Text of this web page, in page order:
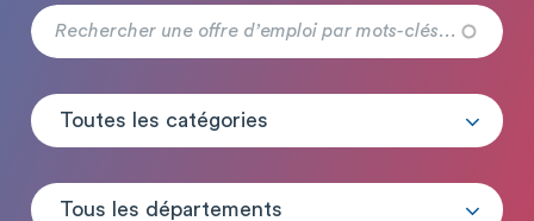
Toutes les catégories
Tous les départements